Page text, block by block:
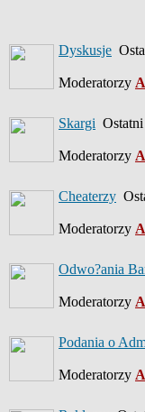
Dyskusje
Moderatorzy
Skargi
Moderatorzy
Cheaterzy
Moderatorzy
Odwo?ania
Moderatorzy
Podania o
Moderatorzy